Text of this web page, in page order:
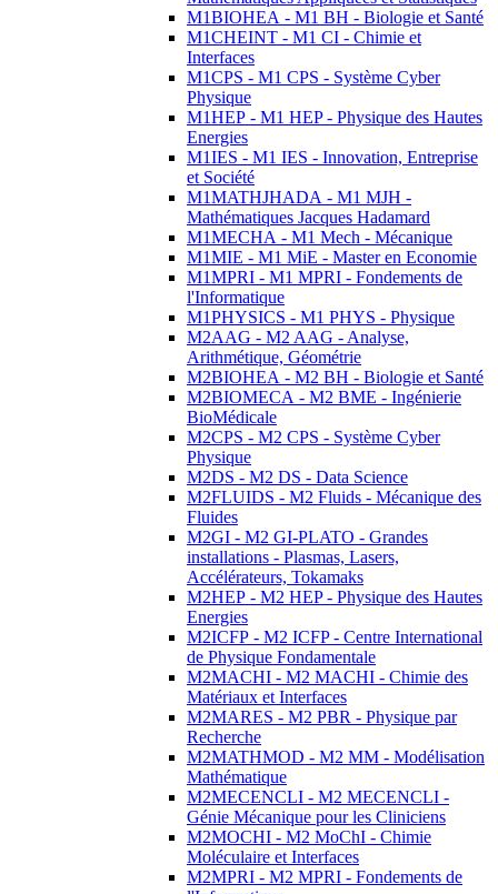
M1BIOHEA - M1 BH - Biologie et Santé
M1CHEINT - M1 CI - Chimie et
Interfaces
M1CPS - M1 CPS - Système Cyber
Physique
M1HEP - M1 HEP - Physique des Hautes
Energies
M1IES - M1 IES - Innovation, Entreprise
et Société
M1MATHJHADA - M1 MJH -
Mathématiques Jacques Hadamard
M1MECHA - M1 Mech - Mécanique
M1MIE - M1 MiE - Master en Economie
M1MPRI - M1 MPRI - Fondements de
l'Informatique
M1PHYSICS - M1 PHYS - Physique
M2AAG - M2 AAG - Analyse,
Arithmétique, Géométrie
M2BIOHEA - M2 BH - Biologie et Santé
M2BIOMECA - M2 BME - Ingénierie
BioMédicale
M2CPS - M2 CPS - Système Cyber
Physique
M2DS - M2 DS - Data Science
M2FLUIDS - M2 Fluids - Mécanique des
Fluides
M2GI - M2 GI-PLATO - Grandes
installations - Plasmas, Lasers,
Accélérateurs, Tokamaks
M2HEP - M2 HEP - Physique des Hautes
Energies
M2ICFP - M2 ICFP - Centre International
de Physique Fondamentale
M2MACHI - M2 MACHI - Chimie des
Matériaux et Interfaces
M2MARES - M2 PBR - Physique par
Recherche
M2MATHMOD - M2 MM - Modélisation
Mathématique
M2MECENCLI - M2 MECENCLI -
Génie Mécanique pour les Cliniciens
M2MOCHI - M2 MoChI - Chimie
Moléculaire et Interfaces
M2MPRI - M2 MPRI - Fondements de